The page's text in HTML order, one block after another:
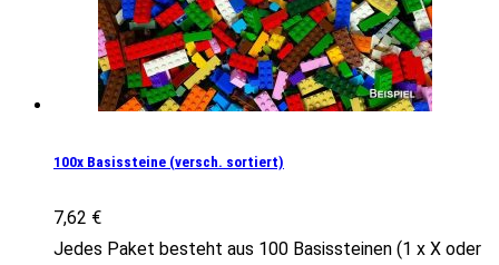
100x Basissteine (versch. sortiert)
7,62 €
Jedes Paket besteht aus 100 Basissteinen (1 x X oder